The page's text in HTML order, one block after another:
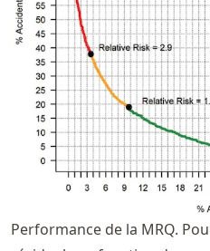
Performance de la MRQ.